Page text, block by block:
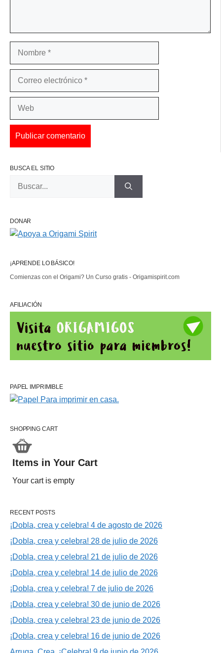
BUSCA EL SITIO
DONAR
¡APRENDE LO BÁSICO!
Comienzas con el Origami? Un Curso gratis - Origamispirit.com
AFILIACIÓN
PAPEL IMPRIMIBLE
SHOPPING CART
Items in Your Cart
Your cart is empty
RECENT POSTS
¡Dobla, crea y celebra! 4 de agosto de 2026
¡Dobla, crea y celebra! 28 de julio de 2026
¡Dobla, crea y celebra! 21 de julio de 2026
¡Dobla, crea y celebra! 14 de julio de 2026
¡Dobla, crea y celebra! 7 de julio de 2026
¡Dobla, crea y celebra! 30 de junio de 2026
¡Dobla, crea y celebra! 23 de junio de 2026
¡Dobla, crea y celebra! 16 de junio de 2026